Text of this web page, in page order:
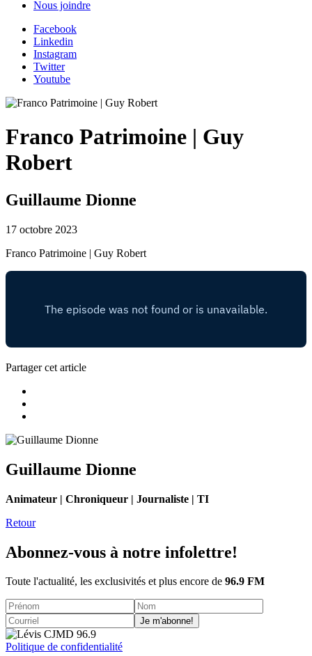
Nous joindre
Facebook
Linkedin
Instagram
Twitter
Youtube
Franco Patrimoine | Guy
Robert
Guillaume Dionne
17 octobre 2023
Franco Patrimoine | Guy Robert
Partager cet article
Guillaume Dionne
Animateur | Chroniqueur | Journaliste | TI
Retour
Abonnez-vous à notre infolettre!
Toute l'actualité, les exclusivités et plus encore de 96.9 FM
Je m'abonne!
Politique de confidentialité